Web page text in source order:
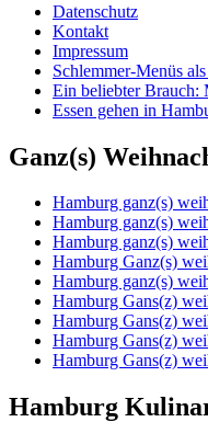
Datenschutz
Kontakt
Impressum
Schlemmer-Menüs
Ein beliebter Brauch:
Essen gehen in
Ganz(s)
Hamburg ganz(s)
Hamburg ganz(s)
Hamburg ganz(s)
Hamburg Ganz(s)
Hamburg ganz(s)
Hamburg Gans(z)
Hamburg Gans(z)
Hamburg Gans(z)
Hamburg Gans(z)
Hamburg